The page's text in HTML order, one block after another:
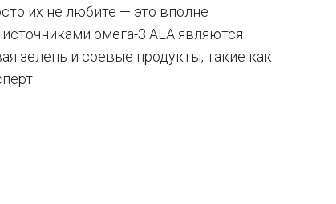
их не любите — это вполне
омега-3 ALA являются
зелень и соевые продукты, такие как